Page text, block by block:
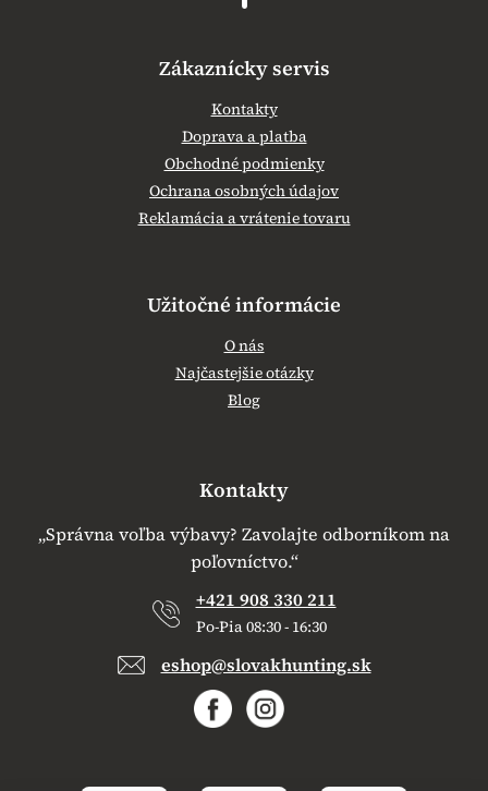
Zákaznícky servis
Kontakty
Doprava a platba
Obchodné podmienky
Ochrana osobných údajov
Reklamácia a vrátenie tovaru
Užitočné informácie
O nás
Najčastejšie otázky
Blog
Kontakty
„Správna voľba výbavy? Zavolajte odborníkom na
poľovníctvo.“
+421 908 330 211
Po-Pia 08:30 - 16:30
eshop@slovakhunting.sk